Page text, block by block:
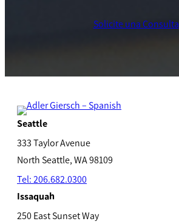
Solicite una Consulta
Seattle
333 Taylor Avenue
North Seattle, WA 98109
Tel: 206.682.0300
Issaquah
250 East Sunset Way